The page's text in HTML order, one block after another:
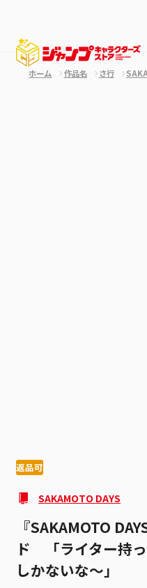
ホーム 作品名 さ行
返品可
SAKAMOTO DAYS
『SAKAMOTO
ド 「ライター持
しかないな～」